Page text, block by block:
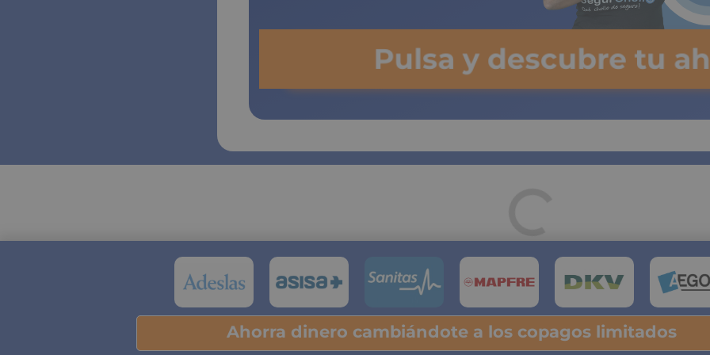
Pulsa y descubre tu
Ahorra dinero cambiándote a los copagos limitados
Pulsa y descubre tu ahorro